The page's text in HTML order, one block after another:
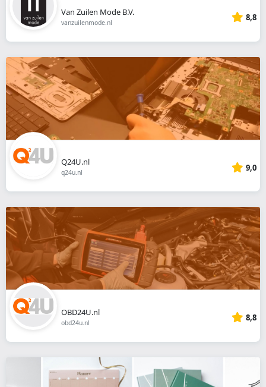
Van Zuilen Mode B.V.
vanzuilenmode.nl 8,8
Q24U.nl
q24u.nl 9,0
OBD24U.nl
obd24u.nl 8,8